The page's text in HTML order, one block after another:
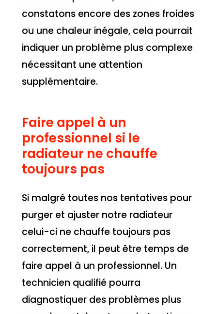
constatons encore des zones froides
ou une chaleur inégale, cela pourrait
indiquer un problème plus complexe
nécessitant une attention
supplémentaire.
Faire appel à un
professionnel si le
radiateur ne chauffe
toujours pas
Si malgré toutes nos tentatives pour
purger et ajuster notre radiateur
celui-ci ne chauffe toujours pas
correctement, il peut être temps de
faire appel à un professionnel. Un
technicien qualifié pourra
diagnostiquer des problèmes plus